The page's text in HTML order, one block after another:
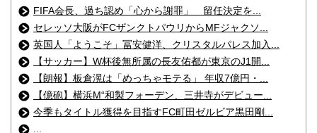
FIFA会長、過ち認め「心から謝罪」 留任決定を...
セレッソ大阪がFCザンクトパウリからMFジャクソ...
英国人「ようこそ」冨安健洋、クリスタルパレス加入...
【サッカー】W杯後無所属の長友佑都が東京のJ1開...
【朗報】板倉滉は「めっちゃモテる」 年収7億円・...
【億砲】横浜M“和製フォーデン、三井寺がデビュー...
今季もタイトル獲得を目指すFC町田ゼルビア黒田剛...